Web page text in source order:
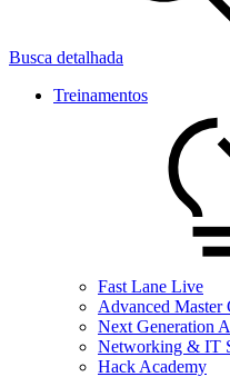
Busca detalhada
Treinamentos
Fast Lane Live
Advanced Master
Next Generation
Networking & IT
Hack Academy